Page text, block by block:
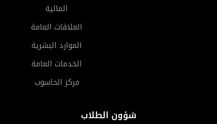
المالية
العلاقات العامة
الموارد البشرية
الخدمات العامة
مركز الحاسوب
شؤون الطلاب